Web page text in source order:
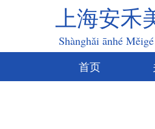
上海安禾
Shànghǎi ānhé
首页